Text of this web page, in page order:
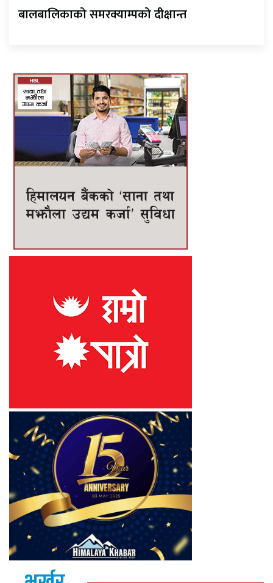
बालबालिकाको समरक्याम्पको दीक्षान्त